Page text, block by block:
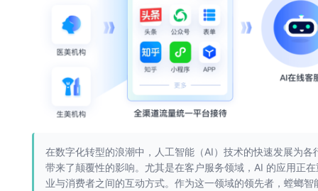
在数字化转型的浪潮中，人工智能（AI）技术的快速发展为各
带来了颠覆性的影响。尤其是在客户服务领域，AI 的应用正
业与消费者之间的互动方式。作为这一领域的领先者，螳螂智